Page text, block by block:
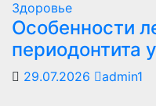
Здоровье
Особенности
периодонтита
29.07.2026 admin1